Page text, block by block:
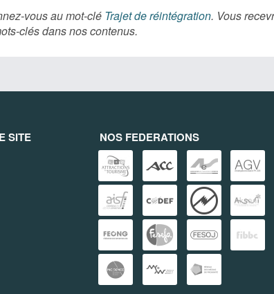
vous au mot-clé Trajet de réintégration. Vous
clés dans nos contenus.
SITE NOS FEDERATIONS